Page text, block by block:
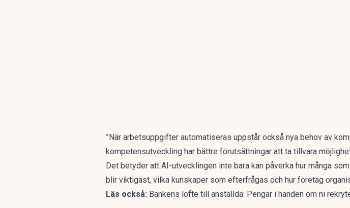
”När arbetsuppgifter automatiseras uppstår också nya behov av
kompetensutveckling har bättre förutsättningar att ta tillvara
Det betyder att AI-utvecklingen inte bara kan påverka hur många
blir viktigast, vilka kunskaper som efterfrågas och hur företag
Läs också: Bankens löfte till anställda: Pengar i handen om ni